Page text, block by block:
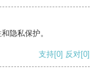
隐私保护。
支持[0] 反对[0]